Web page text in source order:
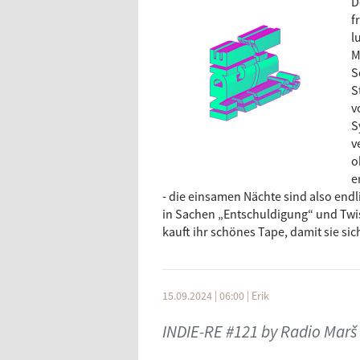
aus Pop und Country mit einer
ihre einzigartige lyrische
nächstes Album „ROMANCE", das
das irische Hip-Hop-Trio Kneecap
Beats die Show abrundet.
- die einsamen Nächte sind also
in Sachen „Entschuldigung“ und
kauft ihr schönes Tape, damit sie
15.09.2024 | 06:00 | Erik
INDIE-RE #121 by Radio Marš